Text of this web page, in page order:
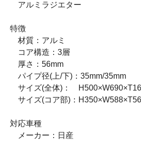
アルミラジエター
特徴
材質：アルミ
コア構造：3層
厚さ：56mm
パイプ径(上/下)：35mm/35mm
サイズ(全体)：
サイズ(コア部)：
対応車種
メーカー：日産